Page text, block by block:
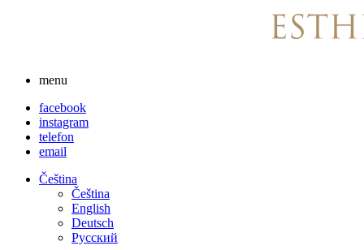
menu
facebook
instagram
telefon
email
Čeština
Čeština
English
Deutsch
Русский